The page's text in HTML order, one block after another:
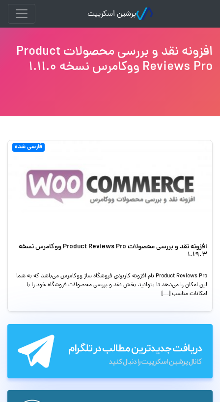
پرشین اسکریپت
افزونه نقد و بررسی محصولات Product
Reviews Pro ووکامرس نسخه 1.11.0
فارسی شده
افزونه نقد و بررسی محصولات Product Reviews Pro ووکامرس نسخه
1.19.3
Product Reviews Pro نام افزونه کاربردی فروشگاه ساز ووکامرس می‌باشد که به شما
این امکان را می‌دهد تا بتوانید بخش نقد و بررسی محصولات فروشگاه خود را با
امکانات مناسب […]